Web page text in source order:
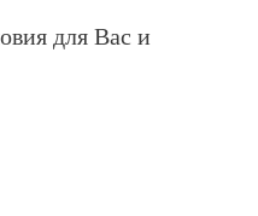
для Вас и